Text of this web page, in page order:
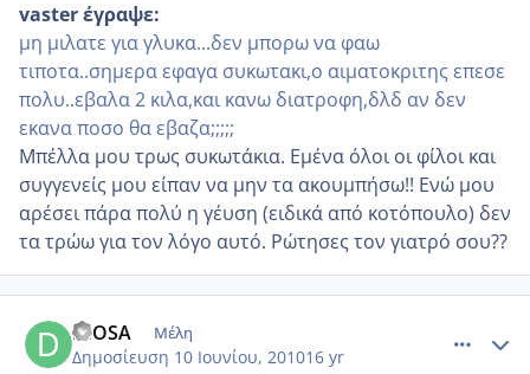
vaster έγραψε:
μη μιλατε για γλυκα...δεν μπορω να φαω
τιποτα..σημερα εφαγα συκωτακι,ο αιματοκριτης επεσε
πολυ..εβαλα 2 κιλα,και κανω διατροφη,δλδ αν δεν
εκανα ποσο θα εβαζα;;;;;
Μπέλλα μου τρως συκωτάκια. Εμένα όλοι οι φίλοι και
συγγενείς μου είπαν να μην τα ακουμπήσω!! Ενώ μου
αρέσει πάρα πολύ η γέυση (ειδικά από κοτόπουλο) δεν
τα τρώω για τον λόγο αυτό. Ρώτησες τον γιατρό σου??
DIOSA Μέλη
Δημοσίευση 10 Ιουνίου, 201016 yr